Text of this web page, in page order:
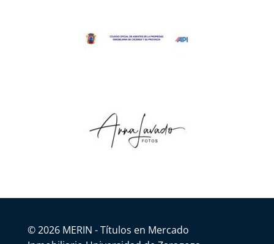
© 2026 MERIN - Títulos en Mercado